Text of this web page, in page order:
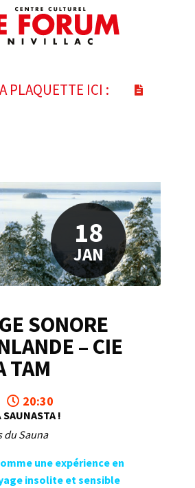
PLAQUETTE ICI :
18
JAN
SONORE
– CIE
TAM
20:30
!
du Sauna
une expérience en
insolite et sensible